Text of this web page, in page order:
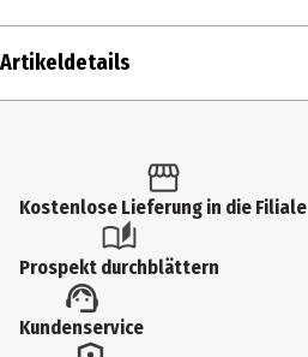
Artikeldetails
Produkttyp
Spezialpapier
weiß
Kostenlose Lieferung in die Filiale
Prospekt durchblättern
Kundenservice